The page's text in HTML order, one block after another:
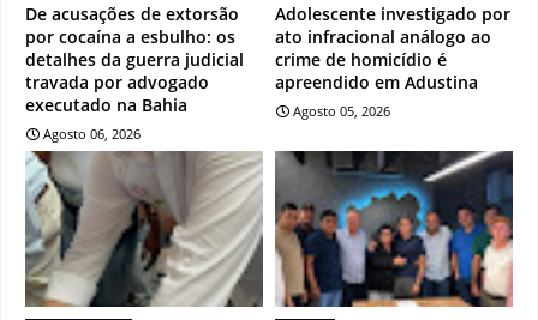
De acusações de extorsão
por cocaína a esbulho: os
detalhes da guerra judicial
travada por advogado
executado na Bahia
Agosto 06, 2026
Adolescente investigado por
ato infracional análogo ao
crime de homicídio é
apreendido em Adustina
Agosto 05, 2026